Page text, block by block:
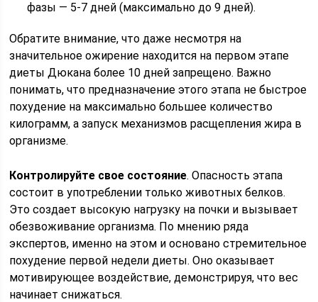
фазы — 5-7 дней (максимально до 9 дней).
Обратите внимание, что даже несмотря на
значительное ожирение находится на первом этапе
диеты Дюкана более 10 дней запрещено. Важно
понимать, что предназначение этого этапа не быстрое
похудение на максимально большее количество
килограмм, а запуск механизмов расщепления жира в
организме.
Контролируйте свое состояние. Опасность этапа
состоит в употреблении только животных белков.
Это создает высокую нагрузку на почки и вызывает
обезвоживание организма. По мнению ряда
экспертов, именно на этом и основано стремительное
похудение первой недели диеты. Оно оказывает
мотивирующее воздействие, демонстрируя, что вес
начинает снижаться.